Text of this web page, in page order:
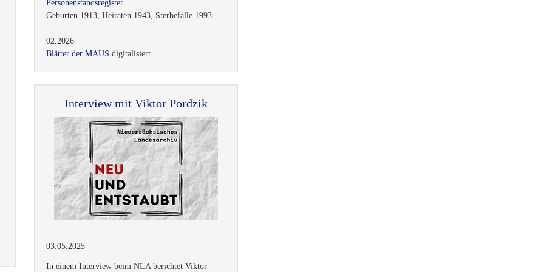
Personenstandsregister
Geburten 1913, Heiraten 1943, Sterbefälle 1993
02.2026
Blätter der MAUS digitalisiert
Interview mit Viktor Pordzik
03.05.2025
In einem Interview beim NLA berichtet Viktor